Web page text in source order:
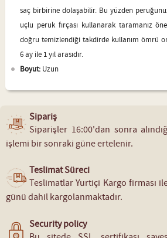
saç birbirine dolaşabilir. Bu yüzden
uçlu peruk fırçası kullanarak taramanız
doğru temizlendiği takdirde kullanım ömrü
6 ay ile 1 yıl arasıdır.
Boyut: Uzun
Sipariş
Siparişler 16:00'dan sonra
işlemi bir sonraki güne ertelenir.
Teslimat Süreci
Teslimatlar Yurtiçi Kargo firması
günü dahil kargolanmaktadır.
Security policy